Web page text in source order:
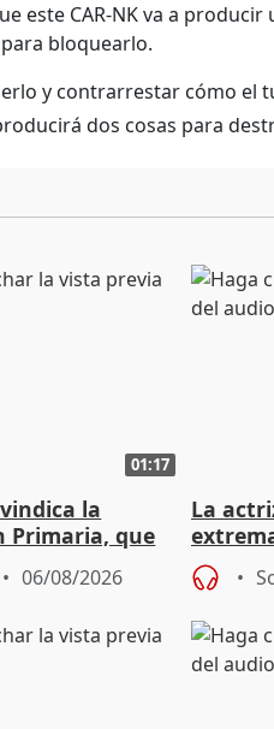
este CAR-NK va a producir
bloquearlo.
y contrarrestar cómo el
dos cosas para
01:17
la
Primaria, que
06/08/2026
La